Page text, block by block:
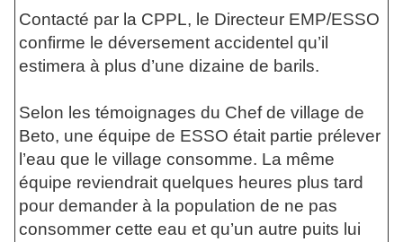
Contacté par la CPPL, le Directeur EMP/ESSO
confirme le déversement accidentel qu’il
estimera à plus d’une dizaine de barils.
Selon les témoignages du Chef de village de
Beto, une équipe de ESSO était partie prélever
l’eau que le village consomme. La même
équipe reviendrait quelques heures plus tard
pour demander à la population de ne pas
consommer cette eau et qu’un autre puits lui